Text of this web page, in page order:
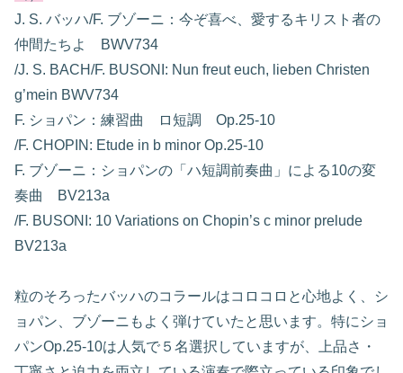
J. S. バッハ/F. ブゾーニ：今ぞ喜べ、愛するキリスト者の
仲間たちよ BWV734
/J. S. BACH/F. BUSONI: Nun freut euch, lieben Christen
g’mein BWV734
F. ショパン：練習曲 ロ短調 Op.25-10
/F. CHOPIN: Etude in b minor Op.25-10
F. ブゾーニ：ショパンの「ハ短調前奏曲」による10の変
奏曲 BV213a
/F. BUSONI: 10 Variations on Chopin’s c minor prelude
BV213a
粒のそろったバッハのコラールはコロコロと心地よく、シ
ョパン、ブゾーニもよく弾けていたと思います。特にショ
パンOp.25-10は人気で５名選択していますが、上品さ・